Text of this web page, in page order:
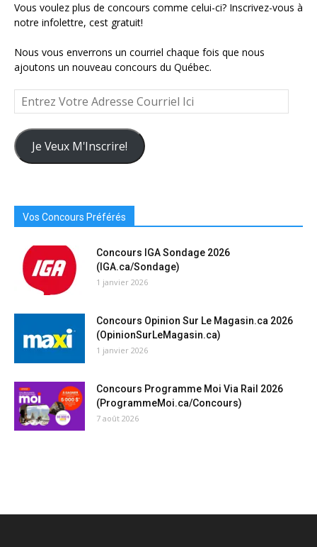
Vous voulez plus de concours comme celui-ci? Inscrivez-vous à
notre infolettre, cest gratuit!
Nous vous enverrons un courriel chaque fois que nous
ajoutons un nouveau concours du Québec.
Entrez
Votre
Adresse
Courriel
Ici
Je Veux M'Inscrire!
Vos Concours Préférés
Concours IGA Sondage 2026
(IGA.ca/Sondage)
1 janvier 2026
Concours Opinion Sur Le Magasin.ca 2026
(OpinionSurLeMagasin.ca)
1 janvier 2026
Concours Programme Moi Via Rail 2026
(ProgrammeMoi.ca/Concours)
7 août 2026